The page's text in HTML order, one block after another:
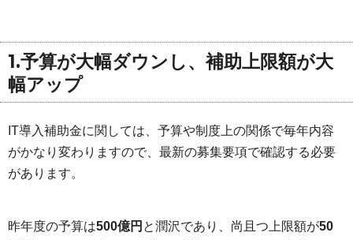
1.予算が大幅ダウンし、補助上限額が大
幅アップ
IT導入補助金に関しては、予算や制度上の関係で毎年内容
がかなり変わりますので、最新の募集要項で確認する必要
があります。
昨年度の予算は500億円 と潤沢であり、尚且つ上限額が50